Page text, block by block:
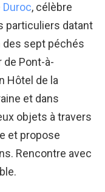
Duroc, célèbre
particuliers datant
des sept péchés
de Pont-à-
Hôtel de la
et dans
objets à travers
et propose
Rencontre avec